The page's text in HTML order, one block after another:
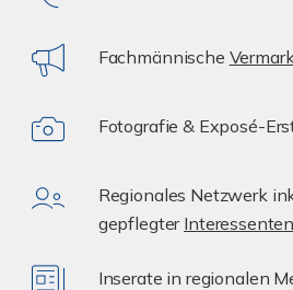
Fachmännische
Fotografie & Exposé-
Regionales Netzwerk
gepflegter
Inserate in regionalen